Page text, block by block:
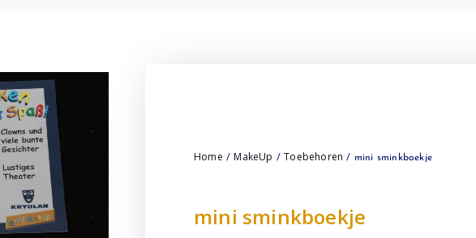
Home / MakeUp / Toebehoren / mini sminkboekje
mini sminkboekje